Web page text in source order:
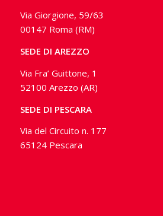
Via Giorgione, 59/63
00147 Roma (RM)
SEDE DI AREZZO
Via Fra’ Guittone, 1
52100 Arezzo (AR)
SEDE DI PESCARA
Via del Circuito n. 177
65124 Pescara